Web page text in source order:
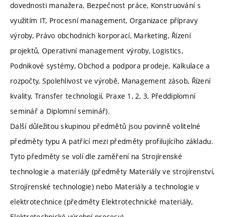
dovednosti manažera, Bezpečnost práce, Konstruování s
využitím IT, Procesní management, Organizace přípravy
výroby, Právo obchodních korporací, Marketing, Řízení
projektů, Operativní management výroby, Logistics,
Podnikové systémy, Obchod a podpora prodeje, Kalkulace a
rozpočty, Spolehlivost ve výrobě, Management zásob, Řízení
kvality, Transfer technologií, Praxe 1, 2, 3, Předdiplomní
seminář a Diplomní seminář).
Další důležitou skupinou předmětů jsou povinně volitelné
předměty typu A patřící mezi předměty profilujícího základu.
Tyto předměty se volí dle zaměření na Strojírenské
technologie a materiály (předměty Materiály ve strojírenství,
Strojírenské technologie) nebo Materiály a technologie v
elektrotechnice (předměty Elektrotechnické materiály,